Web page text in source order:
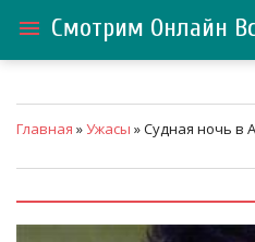
menu Смотрим Онлайн
Главная »Ужасы » Судная ночь в